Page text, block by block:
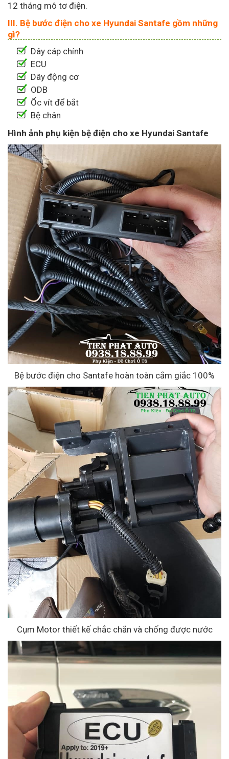
12 tháng mô tơ điện.
III. Bệ bước điện cho xe Hyundai Santafe gồm những
gì?
Dây cáp chính
ECU
Dây động cơ
ODB
Ốc vít để bắt
Bệ chân
Hình ảnh phụ kiện bệ điện cho xe Hyundai Santafe
Bệ bước điện cho Santafe hoàn toàn cắm giắc 100%
Cụm Motor thiết kế chắc chắn và chống được nước